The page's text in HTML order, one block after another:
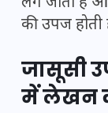
की उपज होती
जासूसी
में लेखन